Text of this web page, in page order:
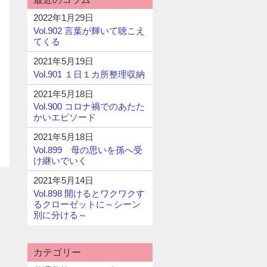
2022年1月29日
Vol.902 言葉が輝いて聴こえ
てくる
2021年5月19日
Vol.901 １日１カ所整理収納
2021年5月18日
Vol.900 コロナ禍でのあたた
かいエピソード
2021年5月18日
Vol.899 母の思いを孫へ受
け継いでいく
2021年5月14日
Vol.898 開けるとワクワクす
るクローゼットに～シーン
別に分ける～
カテゴリー